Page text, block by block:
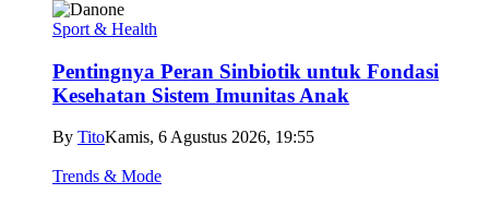
Sport & Health
Pentingnya Peran Sinbiotik untuk Fondasi
Kesehatan Sistem Imunitas Anak
By TitoKamis, 6 Agustus 2026, 19:55
Trends & Mode